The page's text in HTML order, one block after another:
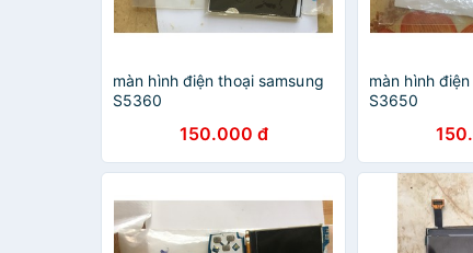
màn hình điện thoại samsung
S5360
150.000 đ
màn hình
S3650